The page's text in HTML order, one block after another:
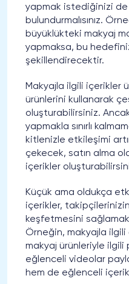
yapmak istediğinizi
bulundurmalısınız.
büyüklükteki makyaj
yapmaksa, bu hedefiniz
şekillendirecektir.
Makyajla ilgili içerikler
ürünlerini kullanarak
oluşturabilirsiniz.
yapmakla sınırlı
kitlenizle etkileşimi
çekecek, satın alma
içerikler
Küçük ama oldukça
içerikler,
keşfetmesini
Örneğin, makyajla ilgili
makyaj ürünleriyle ilgili
eğlenceli videolar
hem de eğlenceli